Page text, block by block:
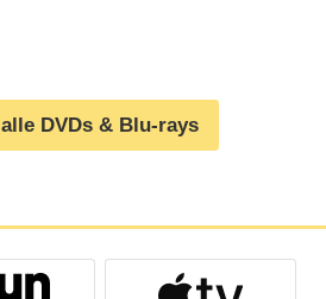
alle DVDs & Blu-rays